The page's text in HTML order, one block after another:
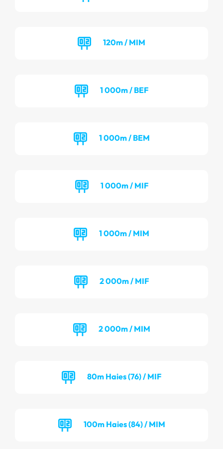
120m / MIM
1 000m / BEF
1 000m / BEM
1 000m / MIF
1 000m / MIM
2 000m / MIF
2 000m / MIM
80m Haies (76) / MIF
100m Haies (84) / MIM